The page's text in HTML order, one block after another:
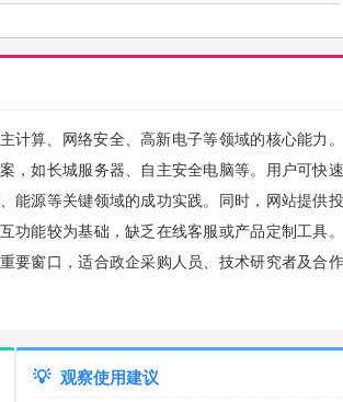
计算、网络安全、高新电子等领域的核心能力
，如长城服务器、自主安全电脑等。用户可快
能源等关键领域的成功实践。同时，网站提供
功能较为基础，缺乏在线客服或产品定制工具
要窗口，适合政企采购人员、技术研究者及合
💡 观察使用建议